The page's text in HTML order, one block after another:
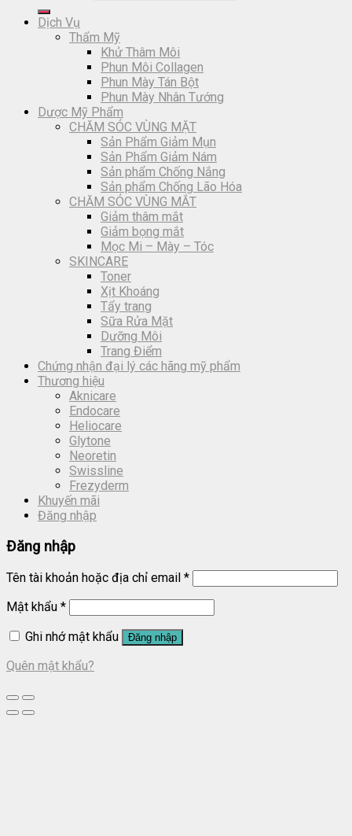
Dịch Vụ
Thẩm Mỹ
Khử Thâm Môi
Phun Môi Collagen
Phun Mày Tán Bột
Phun Mày Nhân Tướng
Dược Mỹ Phẩm
CHĂM SÓC VÙNG MẶT
Sản Phẩm Giảm Mụn
Sản Phẩm Giảm Nám
Sản phẩm Chống Nắng
Sản phẩm Chống Lão Hóa
CHĂM SÓC VÙNG MẮT
Giảm thâm mắt
Giảm bọng mắt
Mọc Mi – Mày – Tóc
SKINCARE
Toner
Xịt Khoáng
Tẩy trang
Sữa Rửa Mặt
Dưỡng Môi
Trang Điểm
Chứng nhận đại lý các hãng mỹ phẩm
Thương hiệu
Aknicare
Endocare
Heliocare
Glytone
Neoretin
Swissline
Frezyderm
Khuyến mãi
Đăng nhập
Đăng nhập
Tên tài khoản hoặc địa chỉ email *
Mật khẩu *
Ghi nhớ mật khẩu
Đăng nhập
Quên mật khẩu?